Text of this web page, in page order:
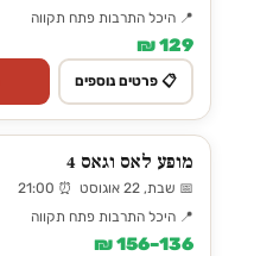
📍 היכל התרבות פתח תקווה
129 ₪
📋 פרטים נוספים
מופע לאס וגאס 4
📅 שבת, 22 אוגוסט ⏰ 21:00
📍 היכל התרבות פתח תקווה
136–156 ₪